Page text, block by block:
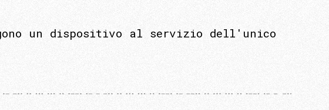
un dispositivo al servizio dell'unico